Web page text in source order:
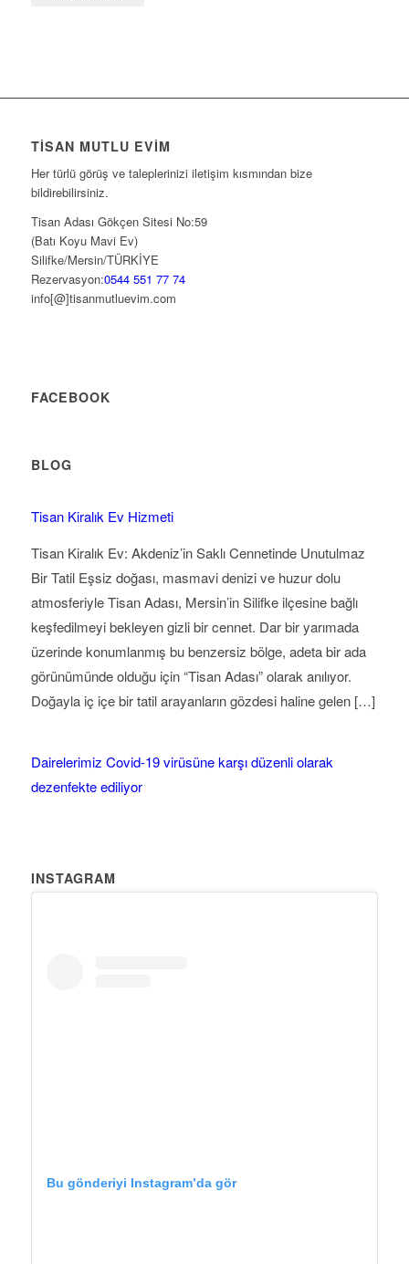
TISAN MUTLU EVIM
Her türlü görüş ve taleplerinizi iletişim kısmından bize
bildirebilirsiniz.
Tisan Adası Gökçen Sitesi No:59
(Batı Koyu Mavi Ev)
Silifke/Mersin/TÜRKİYE
Rezervasyon:0544 551 77 74
info[@]tisanmutluevim.com
FACEBOOK
BLOG
Tisan Kiralık Ev Hizmeti
Tisan Kiralık Ev: Akdeniz’in Saklı Cennetinde Unutulmaz
Bir Tatil Eşsiz doğası, masmavi denizi ve huzur dolu
atmosferiyle Tisan Adası, Mersin’in Silifke ilçesine bağlı
keşfedilmeyi bekleyen gizli bir cennet. Dar bir yarımada
üzerinde konumlanmış bu benzersiz bölge, adeta bir ada
görünümünde olduğu için “Tisan Adası” olarak anılıyor.
Doğayla iç içe bir tatil arayanların gözdesi haline gelen […]
Dairelerimiz Covid-19 virüsüne karşı düzenli olarak
dezenfekte ediliyor
INSTAGRAM
Bu gönderiyi Instagram’da gör